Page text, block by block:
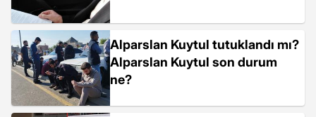
Alparslan Kuytul tutuklandı mı?
Alparslan Kuytul son durum
ne?